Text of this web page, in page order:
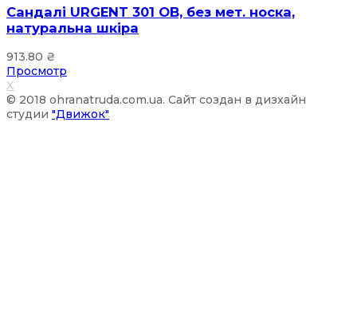
Сандалі URGENT 301 ОB, без мет. носка,
натуральна шкіра
913.80 ₴
Просмотр
X
© 2018 ohranatruda.com.ua. Сайт создан в дизхайн
студии "Движок"